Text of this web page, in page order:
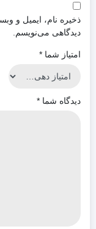
ذخیره نام، ایمیل و
دیدگاهی می‌نویسم.
امتیاز شما *
دیدگاه شما *